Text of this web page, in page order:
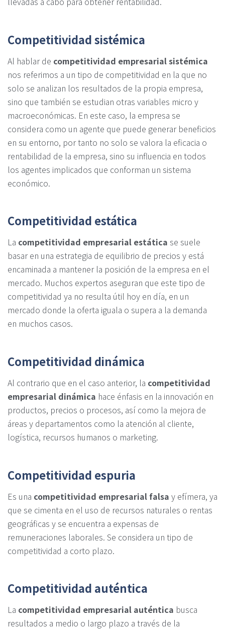
Competitividad sistémica
Al hablar de competitividad empresarial sistémica
nos referimos a un tipo de competitividad en la que no
solo se analizan los resultados de la propia empresa,
sino que también se estudian otras variables micro y
macroeconómicas. En este caso, la empresa se
considera como un agente que puede generar beneficios
en su entorno, por tanto no solo se valora la eficacia o
rentabilidad de la empresa, sino su influencia en todos
los agentes implicados que conforman un sistema
económico.
Competitividad estática
La competitividad empresarial estática se suele
basar en una estrategia de equilibrio de precios y está
encaminada a mantener la posición de la empresa en el
mercado. Muchos expertos aseguran que este tipo de
competitividad ya no resulta útil hoy en día, en un
mercado donde la oferta iguala o supera a la demanda
en muchos casos.
Competitividad dinámica
Al contrario que en el caso anterior, la competitividad
empresarial dinámica hace énfasis en la innovación en
productos, precios o procesos, así como la mejora de
áreas y departamentos como la atención al cliente,
logística, recursos humanos o marketing.
Competitividad espuria
Es una competitividad empresarial falsa y efímera, ya
que se cimenta en el uso de recursos naturales o rentas
geográficas y se encuentra a expensas de
remuneraciones laborales. Se considera un tipo de
competitividad a corto plazo.
Competitividad auténtica
La competitividad empresarial auténtica busca
resultados a medio o largo plazo a través de la